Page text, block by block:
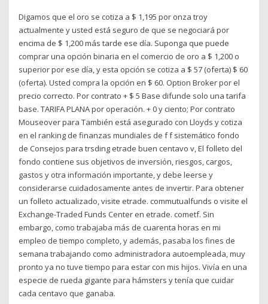
Digamos que el oro se cotiza a $ 1,195 por onza troy
actualmente y usted está seguro de que se negociará por
encima de $ 1,200 más tarde ese día. Suponga que puede
comprar una opción binaria en el comercio de oro a $ 1,200 o
superior por ese día, y esta opción se cotiza a $ 57 (oferta) $ 60
(oferta). Usted compra la opción en $ 60. Option Broker por el
precio correcto. Por contrato + $ 5 Base difunde solo una tarifa
base. TARIFA PLANA por operación. + 0 y ciento; Por contrato
Mouseover para También está asegurado con Lloyds y cotiza
en el ranking de finanzas mundiales de f f sistemático fondo
de Consejos para trsding etrade buen centavo v, El folleto del
fondo contiene sus objetivos de inversión, riesgos, cargos,
gastos y otra información importante, y debe leerse y
considerarse cuidadosamente antes de invertir. Para obtener
un folleto actualizado, visite etrade. commutualfunds o visite el
Exchange-Traded Funds Center en etrade. cometf. Sin
embargo, como trabajaba más de cuarenta horas en mi
empleo de tiempo completo, y además, pasaba los fines de
semana trabajando como administradora autoempleada, muy
pronto ya no tuve tiempo para estar con mis hijos. Vivía en una
especie de rueda gigante para hámsters y tenía que cuidar
cada centavo que ganaba.